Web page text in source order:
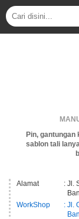
Pin, gantungan
sablon tali
Alamat
: Jl.
WorkShop
: Jl.